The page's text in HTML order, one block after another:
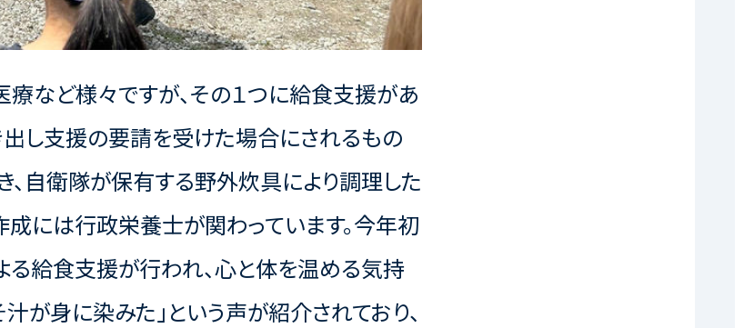
など様々ですが、その１つに給食支援があ
し支援の要請を受けた場合にされるもの
自衛隊が保有する野外炊具により調理した
には行政栄養士が関わっています。今年初
る給食支援が行われ、心と体を温める気持
が身に染みた」という声が紹介されており、